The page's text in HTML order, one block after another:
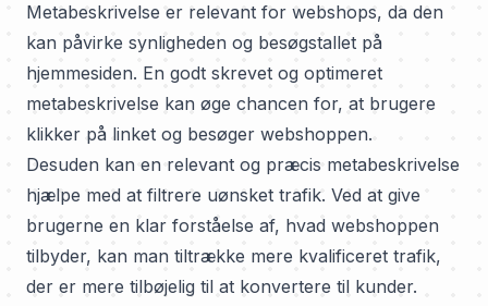
Metabeskrivelse er relevant for webshops, da den
kan påvirke synligheden og besøgstallet på
hjemmesiden. En godt skrevet og optimeret
metabeskrivelse kan øge chancen for, at brugere
klikker på linket og besøger webshoppen.
Desuden kan en relevant og præcis metabeskrivelse
hjælpe med at filtrere uønsket trafik. Ved at give
brugerne en klar forståelse af, hvad webshoppen
tilbyder, kan man tiltrække mere kvalificeret trafik,
der er mere tilbøjelig til at konvertere til kunder.